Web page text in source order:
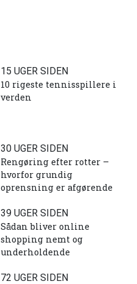
15 UGER SIDEN
10 rigeste tennisspillere i
verden
30 UGER SIDEN
Rengøring efter rotter –
hvorfor grundig
oprensning er afgørende
39 UGER SIDEN
Sådan bliver online
shopping nemt og
underholdende
72 UGER SIDEN